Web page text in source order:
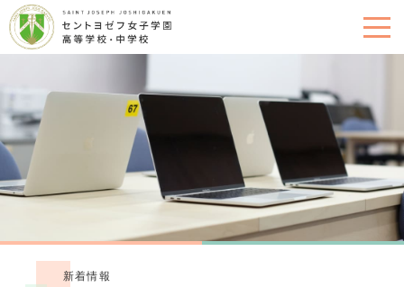
新着情報